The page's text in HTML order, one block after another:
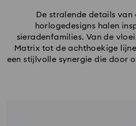
De stralende details van
horlogedesigns halen
sieradenfamilies. Van de
Matrix tot de achthoekige
een stijlvolle synergie die door